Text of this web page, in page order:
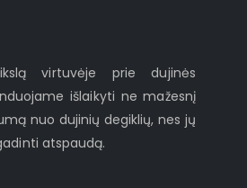
virtuvėje prie dujinės
išlaikyti ne mažesnį
nuo dujinių degiklių, nes jų
atspaudą.